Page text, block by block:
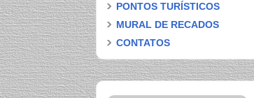
PONTOS TURÍSTICOS
MURAL DE RECADOS
CONTATOS